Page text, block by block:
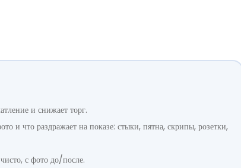
и снижает торг.
и что раздражает на показе: стыки, пятна, скрипы, розетки,
с фото до/после.